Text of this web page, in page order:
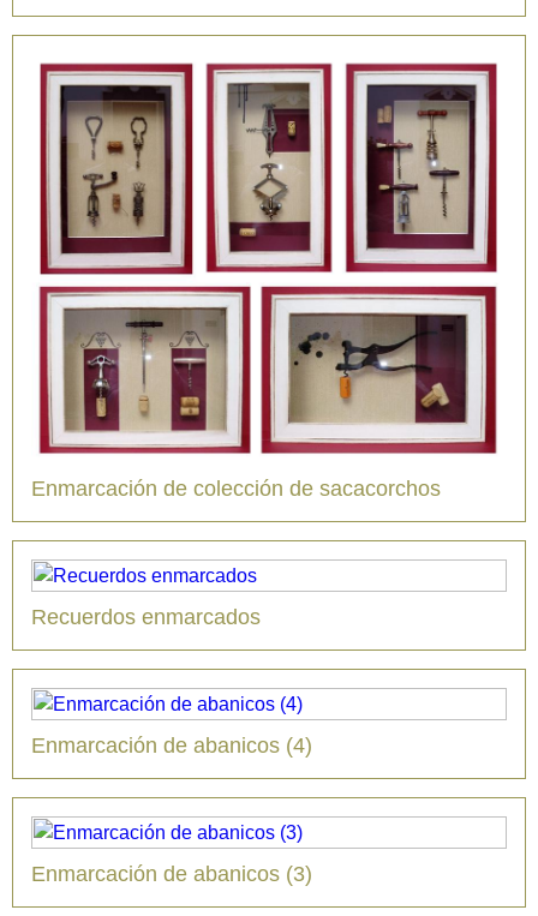
Enmarcación de colección de sacacorchos
Recuerdos enmarcados
Enmarcación de abanicos (4)
Enmarcación de abanicos (3)